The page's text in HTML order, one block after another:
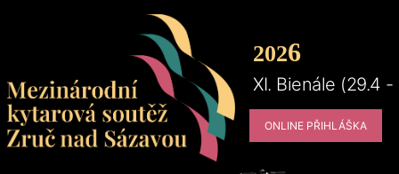
2026
XI. Bienále (29.4 -
ONLINE PŘIHLÁŠKA